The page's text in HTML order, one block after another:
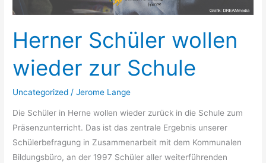
Herner Schüler wollen
wieder zur Schule ​
Uncategorized /Jerome Lange
Die Schüler in Herne wollen wieder zurück in die Schule zum
Präsenzunterricht. Das ist das zentrale Ergebnis unserer
Schülerbefragung in Zusammenarbeit mit dem Kommunalen
Bildungsbüro, an der 1997 Schüler aller weiterführenden